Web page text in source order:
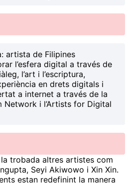
: artista de Filipines
l’esfera digital a través de
l’art i l’escriptura,
en drets digitals i
a internet a través de la
Network i l’Artists for Digital
trobada altres artistes com
Seyi Akiwowo i Xin Xin.
estan redefinint la manera